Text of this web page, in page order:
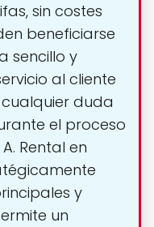
sin costes
beneficiarse
sencillo y
al cliente
duda
el proceso
Rental en
y
un